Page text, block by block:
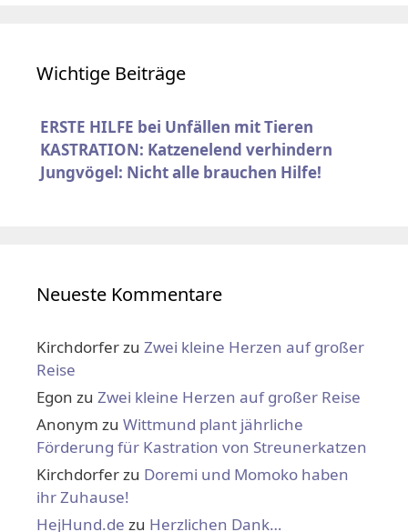
Wichtige Beiträge
ERSTE HILFE bei Unfällen mit Tieren
KASTRATION: Katzenelend verhindern
Jungvögel: Nicht alle brauchen Hilfe!
Neueste Kommentare
Kirchdorfer zu Zwei kleine Herzen auf großer
Reise
Egon zu Zwei kleine Herzen auf großer Reise
Anonym zu Wittmund plant jährliche
Förderung für Kastration von Streunerkatzen
Kirchdorfer zu Doremi und Momoko haben
ihr Zuhause!
HejHund.de zu Herzlichen Dank…